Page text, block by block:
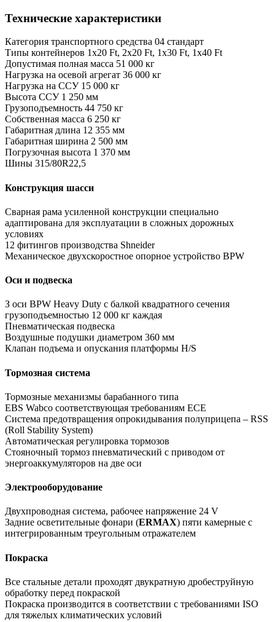
Технические характеристики
Категория транспортного средства 04 стандарт
Типы контейнеров 1x20 Ft, 2x20 Ft, 1x30 Ft, 1x40 Ft
Допустимая полная масса 51 000 кг
Нагрузка на осевой агрегат 36 000 кг
Нагрузка на ССУ 15 000 кг
Высота ССУ 1 250 мм
Грузоподъемность 44 750 кг
Собственная масса 6 250 кг
Габаритная длина 12 355 мм
Габаритная ширина 2 500 мм
Погрузочная высота 1 370 мм
Шины 315/80R22,5
Конструкция шасси
Сварная рама усиленной конструкции специально
адаптирована для эксплуатации в сложных дорожных
условиях
12 фитингов производства Shneider
Механическое двухскоростное опорное устройство BPW
Оси и подвеска
З оси BPW Heavy Duty с балкой квадратного сечения
грузоподъемностью 12 000 кг каждая
Пневматическая подвеска
Воздушные подушки диаметром 360 мм
Клапан подъема и опускания платформы H/S
Тормозная система
Тормозные механизмы барабанного типа
EBS Wabco соответствующая требованиям ECE
Система предотвращения опрокидывания полуприцепа – RSS
(Roll Stability System)
Автоматическая регулировка тормозов
Стояночный тормоз пневматический с приводом от
энергоаккумуляторов на две оси
Электрооборудование
Двухпроводная система, рабочее напряжение 24 V
Задние осветительные фонари (ERMAX) пяти камерные с
интегрированным треугольным отражателем
Покраска
Все стальные детали проходят двукратную дробеструйную
обработку перед покраской
Покраска производится в соответствии с требованиями ISO
для тяжелых климатических условий